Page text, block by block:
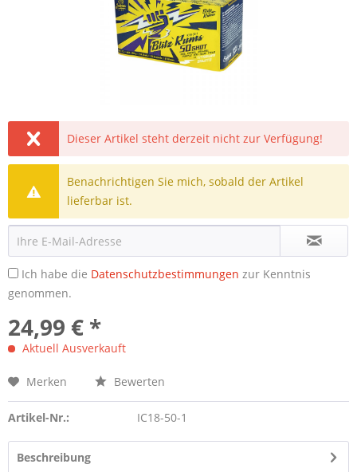
Dieser Artikel steht derzeit nicht zur Verfügung!
Benachrichtigen Sie mich, sobald der Artikel
lieferbar ist.
Ich habe die Datenschutzbestimmungen zur Kenntnis
genommen.
24,99 € *
Aktuell Ausverkauft
Merken Bewerten
Artikel-Nr.: IC18-50-1
Beschreibung